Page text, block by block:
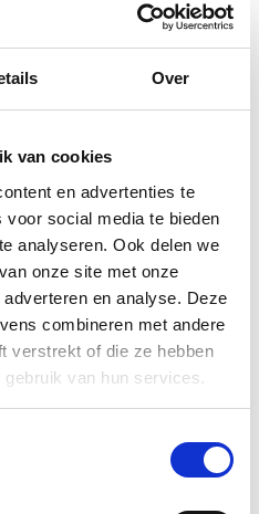
Over
van cookies
en advertenties te
social media te bieden
analyseren. Ook delen we
onze site met onze
en analyse. Deze
combineren met andere
verstrekt of die ze hebben
van hun services.
Artikelnummer: HDPE proefstuk
wit - 6 mm
In winkelwagen
Bewerkingsmogelijkheden:
​Lassen: Ja
Lijmen: Nee
Verspanend bewerken: Ja
Waterstraal snijden: Ja
Laserstraal snijden: Ja
Warm buigen: Ja
Koud zetten: Nee